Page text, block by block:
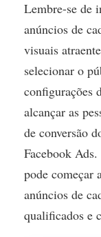
Lembre-se de
anúncios de
visuais
selecionar o
configurações
alcançar as
de conversão
Facebook
pode começar
anúncios de
qualificados e